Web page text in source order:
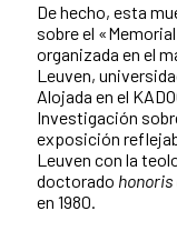
De hecho, esta
sobre el
organizada en el
Leuven,
Alojada en el
Investigación
exposición
Leuven con la
doctorado honoris
en 1980.